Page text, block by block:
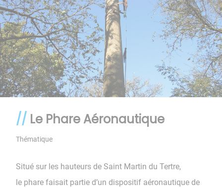
Le Phare Aéronautique
Thématique
Situé sur les hauteurs de Saint Martin du Tertre,
le phare faisait partie d’un dispositif aéronautique de